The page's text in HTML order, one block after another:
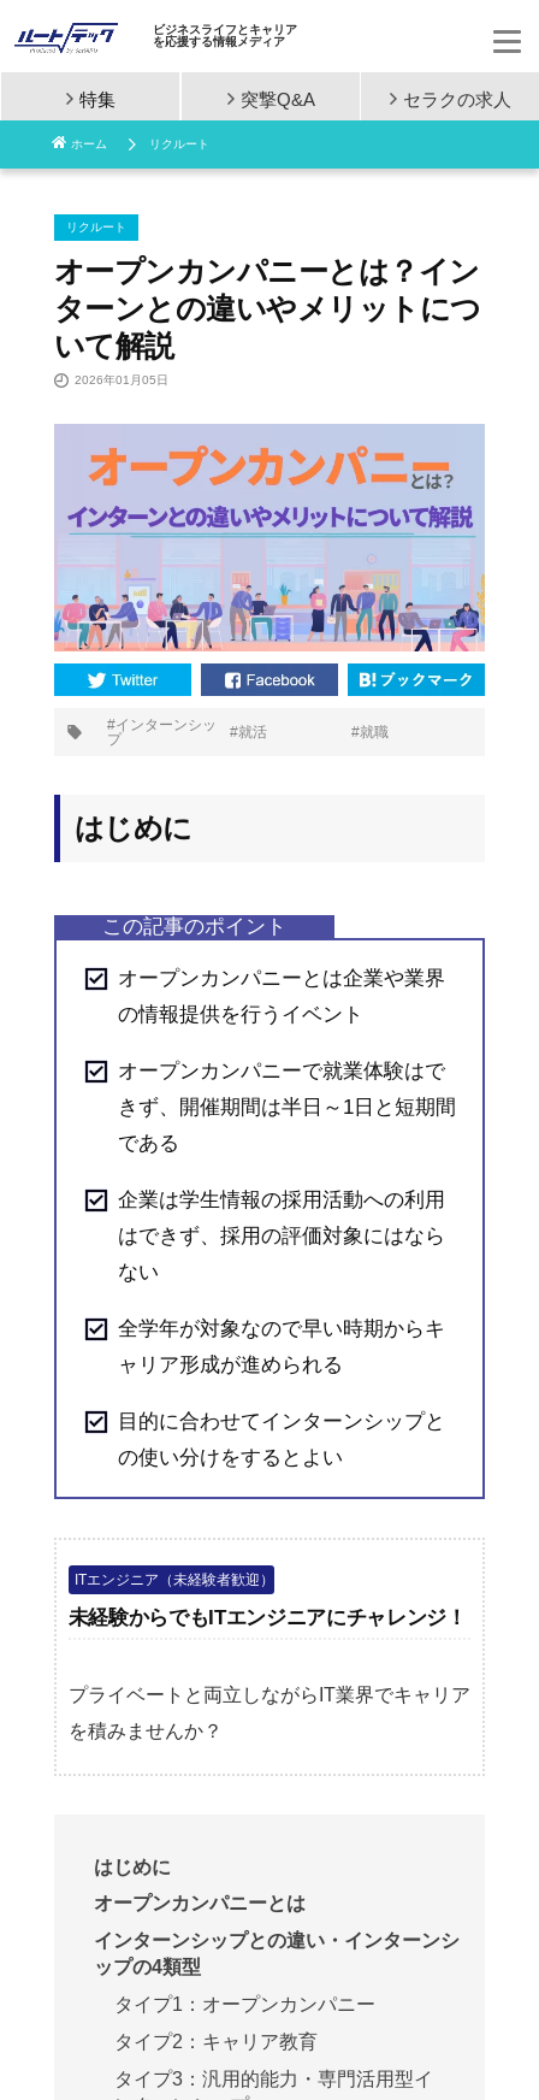
コ
ン
ビジネスライフとキャリア
を応援する情報メディア
特集 突撃Q&A セラクの求人
ホーム リクルート
リクルート
オープンカンパニーとは？イン
ターンとの違いやメリットにつ
いて解説
2026年01月05日
インターンシッ
プ
就活 就職
はじめに
オープンカンパニーとは企業や業界
の情報提供を行うイベント
オープンカンパニーで就業体験はで
きず、開催期間は半日～1日と短期間
である
企業は学生情報の採用活動への利用
はできず、採用の評価対象にはなら
ない
全学年が対象なので早い時期からキ
ャリア形成が進められる
目的に合わせてインターンシップと
の使い分けをするとよい
ITエンジニア（未経験者歓迎）
未経験からでもITエンジニアにチャレンジ！
プライベートと両立しながらIT業界でキャリア
を積みませんか？
はじめに
オープンカンパニーとは
インターンシップとの違い・インターンシ
ップの4類型
タイプ1：オープンカンパニー
タイプ2：キャリア教育
タイプ3：汎用的能力・専門活用型イ